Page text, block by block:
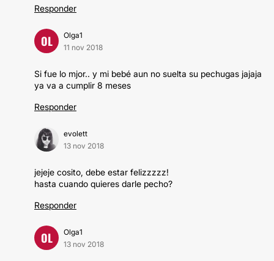
Responder
OL
Olga1
11 nov 2018
Si fue lo mjor.. y mi bebé aun no suelta su pechugas jajaja
ya va a cumplir 8 meses
Responder
evolett
13 nov 2018
jejeje cosito, debe estar felizzzzz!
hasta cuando quieres darle pecho?
Responder
OL
Olga1
13 nov 2018